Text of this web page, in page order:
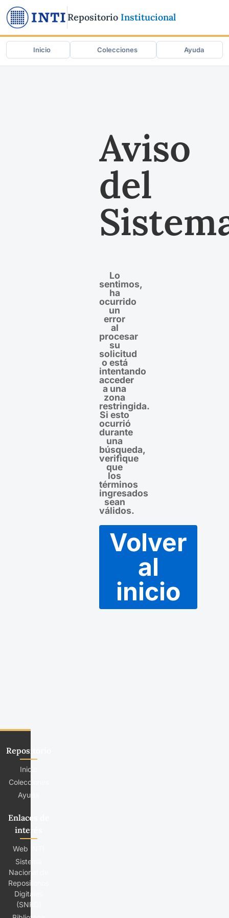
Repositorio Institucional
Inicio Colecciones Ayuda
Aviso
del
Lo
sentimos,
ha
ocurrido
un
error
al
procesar
su
solicitud
o está
intentando
acceder
a una
zona
restringida.
Si esto
ocurrió
durante
una
búsqueda,
verifique
que
los
términos
ingresados
sean
válidos.
Volver
al
inicio
Repositorio
Inicio
Colecciones
Ayuda
Enlaces de
interés
Web INTI
Sistema
Nacional de
Repositorios
Digitales
(SNRD)